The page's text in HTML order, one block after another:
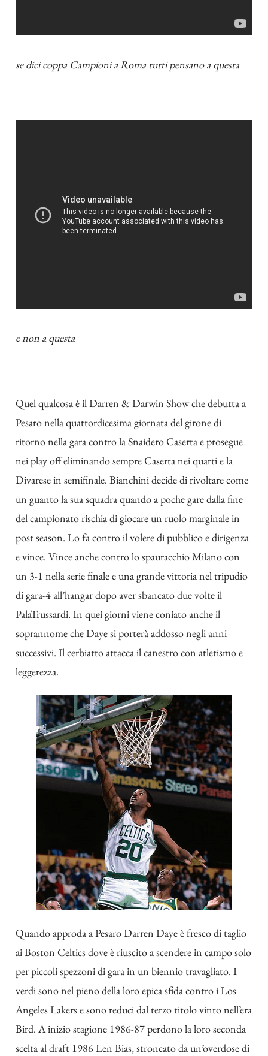
se dici coppa Campioni a Roma tutti pensano a questa
e non a questa
Quel qualcosa è il Darren & Darwin Show che debutta a
Pesaro nella quattordicesima giornata del girone di
ritorno nella gara contro la Snaidero Caserta e prosegue
nei play off eliminando sempre Caserta nei quarti e la
Divarese in semifinale. Bianchini decide di rivoltare come
un guanto la sua squadra quando a poche gare dalla fine
del campionato rischia di giocare un ruolo marginale in
post season. Lo fa contro il volere di pubblico e dirigenza
e vince. Vince anche contro lo spauracchio Milano con
un 3-1 nella serie finale e una grande vittoria nel tripudio
di gara-4 all’hangar dopo aver sbancato due volte il
PalaTrussardi. In quei giorni viene coniato anche il
soprannome che Daye si porterà addosso negli anni
successivi. Il cerbiatto attacca il canestro con atletismo e
leggerezza.
Quando approda a Pesaro Darren Daye è fresco di taglio
ai Boston Celtics dove è riuscito a scendere in campo solo
per piccoli spezzoni di gara in un biennio travagliato. I
verdi sono nel pieno della loro epica sfida contro i Los
Angeles Lakers e sono reduci dal terzo titolo vinto nell’era
Bird. A inizio stagione 1986-87 perdono la loro seconda
scelta al draft 1986 Len Bias, stroncato da un’overdose di